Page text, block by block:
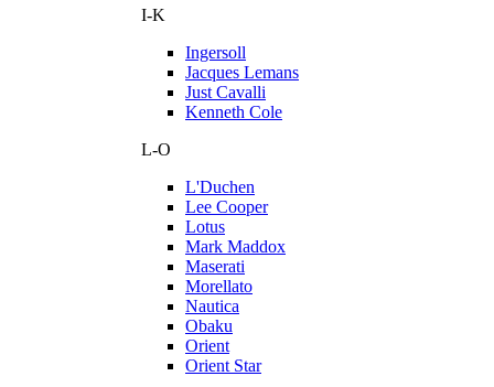
I-K
Ingersoll
Jacques Lemans
Just Cavalli
Kenneth Cole
L-O
L'Duchen
Lee Cooper
Lotus
Mark Maddox
Maserati
Morellato
Nautica
Obaku
Orient
Orient Star